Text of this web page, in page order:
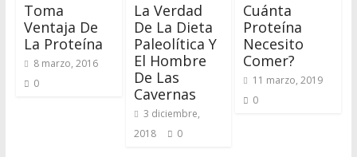
Toma
Ventaja De
La Proteína
8 marzo, 2016
0
La Verdad
De La Dieta
Paleolítica Y
El Hombre
De Las
Cavernas
3 diciembre,
2018
0
Cuánta
Proteína
Necesito
Comer?
11 marzo, 2019
0